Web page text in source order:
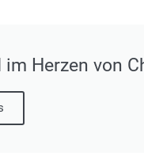
Herzen von